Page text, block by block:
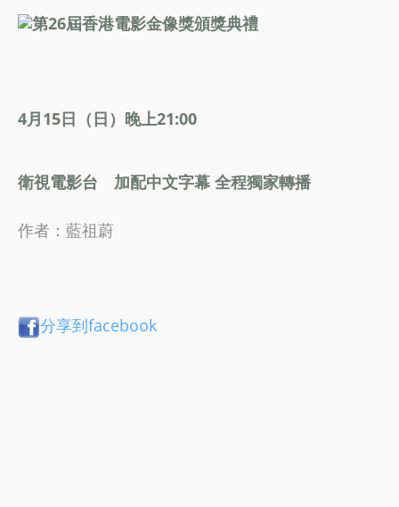
第26屆香港電影金像獎頒獎典禮
4月15日（日）晚上21:00
衛視電影台 加配中文字幕 全程獨家轉播
作者：藍祖蔚
分享到facebook